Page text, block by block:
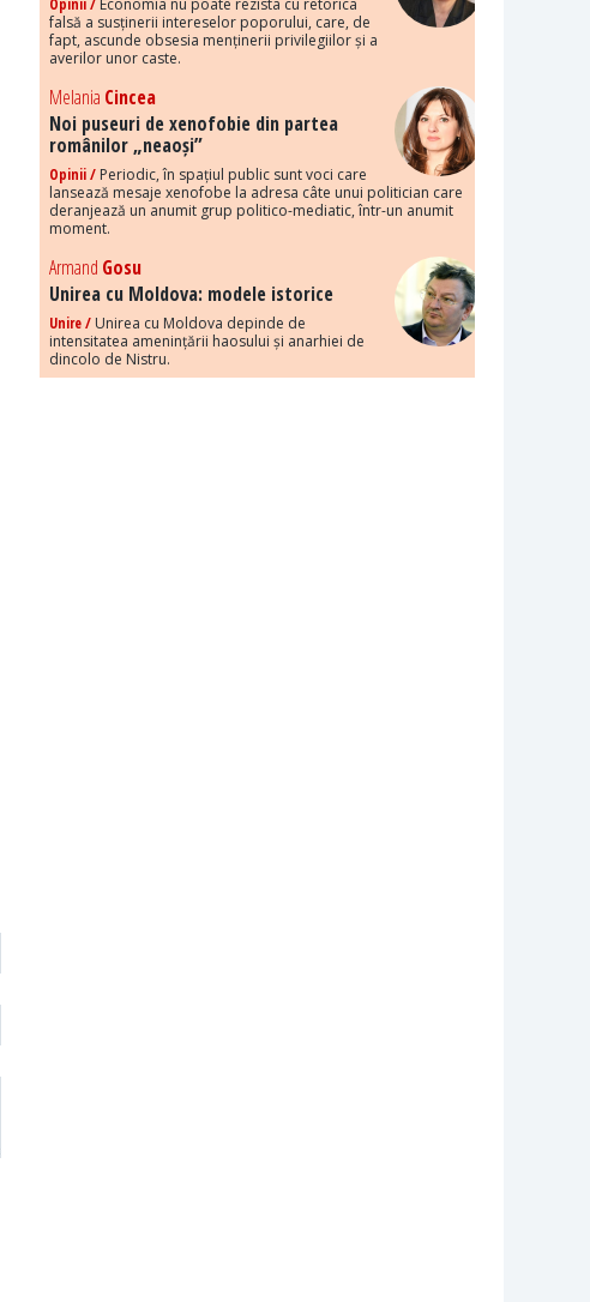
Opinii / Economia nu poate rezista cu retorica
falsă a susținerii intereselor poporului, care, de
fapt, ascunde obsesia menținerii privilegiilor și a
averilor unor caste.
Melania Cincea
Noi puseuri de xenofobie din partea
românilor „neaoși”
Opinii / Periodic, în spațiul public sunt voci care
lansează mesaje xenofobe la adresa câte unui politician care
deranjează un anumit grup politico-mediatic, într-un anumit
moment.
Armand Gosu
Unirea cu Moldova: modele istorice
Unire / Unirea cu Moldova depinde de
intensitatea amenințării haosului și anarhiei de
dincolo de Nistru.